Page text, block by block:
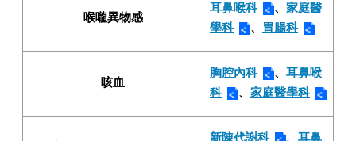
喉嚨異物感
耳鼻喉科 、 家庭醫
學科
、 胃腸科
咳血
胸腔內科 、 耳鼻喉
科
、 家庭醫學科
新陳代謝科 、 耳鼻